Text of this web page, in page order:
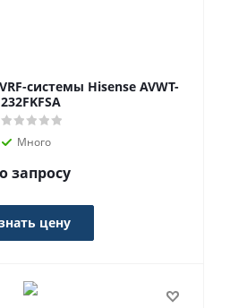
системы Hisense AVWT-
232FKFSA
Много
запросу
цену